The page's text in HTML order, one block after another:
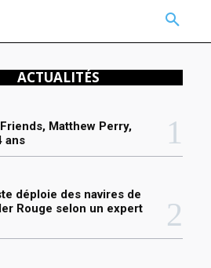
MORE
ACTUALITÉS
Matthew Perry,
ans
déploie des navires de
Rouge selon un expert